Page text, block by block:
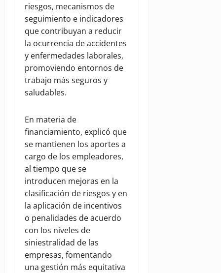
riesgos, mecanismos de
seguimiento e indicadores
que contribuyan a reducir
la ocurrencia de accidentes
y enfermedades laborales,
promoviendo entornos de
trabajo más seguros y
saludables.
En materia de
financiamiento, explicó que
se mantienen los aportes a
cargo de los empleadores,
al tiempo que se
introducen mejoras en la
clasificación de riesgos y en
la aplicación de incentivos
o penalidades de acuerdo
con los niveles de
siniestralidad de las
empresas, fomentando
una gestión más equitativa